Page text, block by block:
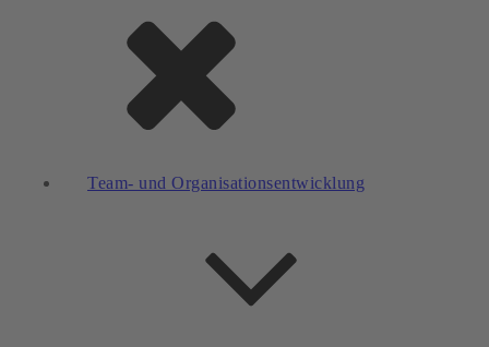
Team- und Organisationsentwicklung